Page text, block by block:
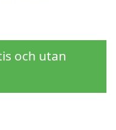
och utan